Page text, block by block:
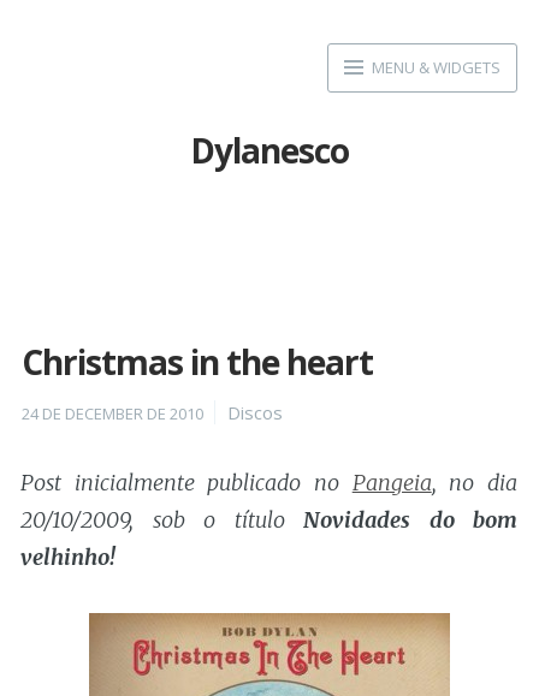
MENU & WIDGETS
Dylanesco
Christmas in the heart
Posted
24 DE DECEMBER DE 2010 Categories
Discos
Post inicialmente publicado no Pangeia, no dia
20/10/2009, sob o título Novidades do bom
velhinho!